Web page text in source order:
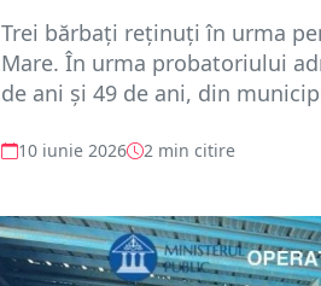
Trei bărbați reținuți în urma
Mare. În urma probatoriului
de ani și 49 de ani, din
10 iunie 2026 2 min citire